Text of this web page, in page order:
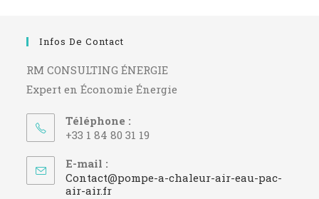
Infos De Contact
RM CONSULTING ÉNERGIE
Expert en Économie Énergie
Téléphone :
+33 1 84 80 31 19
E-mail :
Contact@pompe-a-chaleur-air-eau-pac-
air-air.frS’ouvre